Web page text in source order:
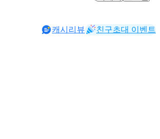
캐시리뷰 친구초대 이벤트